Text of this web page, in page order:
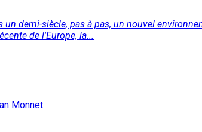
un demi-siècle, pas à pas, un nouvel
de l'Europe, la...
Monnet